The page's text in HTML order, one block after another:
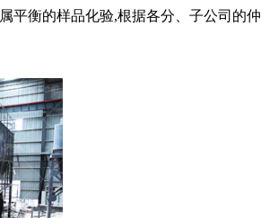
平衡的样品化验,根据各分、子公司